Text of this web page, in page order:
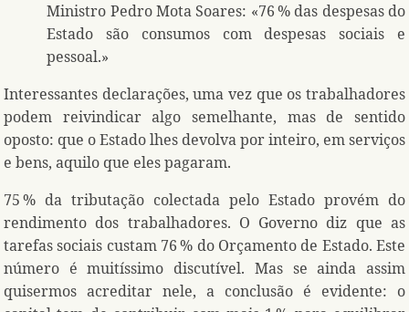
Ministro Pedro Mota Soares: «76 % das despesas do
Estado são consumos com despesas sociais e
pessoal.»
Interessantes declarações, uma vez que os trabalhadores
podem reivindicar algo semelhante, mas de sentido
oposto: que o Estado lhes devolva por inteiro, em serviços
e bens, aquilo que eles pagaram.
75 % da tributação colectada pelo Estado provém do
rendimento dos trabalhadores. O Governo diz que as
tarefas sociais custam 76 % do Orçamento de Estado. Este
número é muitíssimo discutível. Mas se ainda assim
quisermos acreditar nele, a conclusão é evidente: o